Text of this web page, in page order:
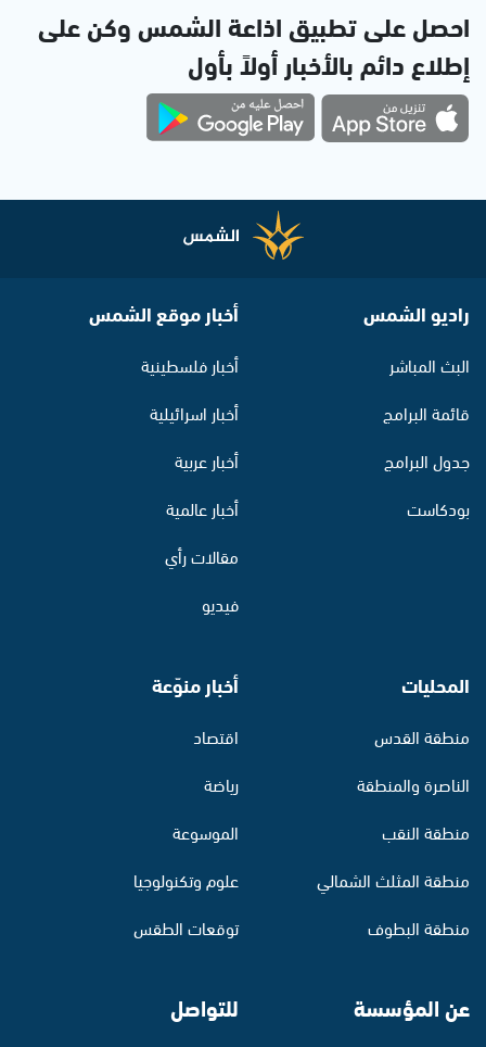
احصل على تطبيق اذاعة الشمس وكن على
إطلاع دائم بالأخبار أولاً بأول
راديو الشمس
البث المباشر
قائمة البرامج
جدول البرامج
بودكاست
أخبار موقع الشمس
أخبار فلسطينية
أخبار اسرائيلية
أخبار عربية
أخبار عالمية
مقالات رأي
فيديو
المحليات
منطقة القدس
الناصرة والمنطقة
منطقة النقب
منطقة المثلث الشمالي
منطقة البطوف
أخبار منوّعة
اقتصاد
رياضة
الموسوعة
علوم وتكنولوجيا
توقعات الطقس
عن المؤسسة للتواصل